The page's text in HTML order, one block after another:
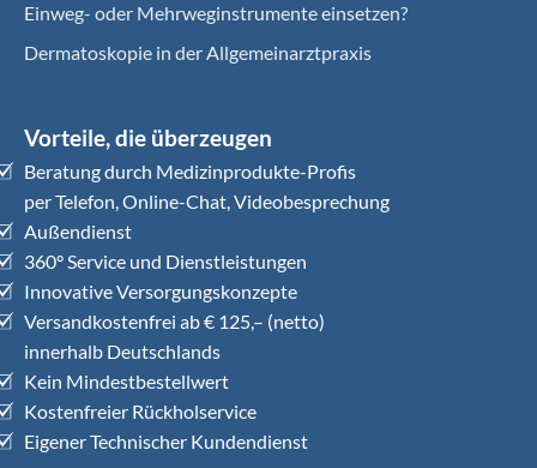
Einweg- oder Mehrweginstrumente einsetzen?
Dermatoskopie in der Allgemeinarztpraxis
Vorteile, die überzeugen
Beratung durch Medizinprodukte-Profis
per Telefon, Online-Chat, Videobesprechung
Außendienst
360° Service und Dienstleistungen
Innovative Versorgungskonzepte
Versandkostenfrei ab € 125,– (netto)
innerhalb Deutschlands
Kein Mindestbestellwert
Kostenfreier Rückholservice
Eigener Technischer Kundendienst